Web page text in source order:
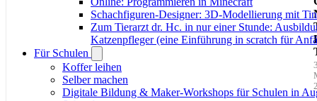
Schachfiguren-Designer: 3D-Modellierung mit
Zum Tierarzt dr. Hc. in nur einer Stunde:
Katzenpfleger (eine Einführung in scratch für
Für Schulen
Koffer leihen
Selber machen
Digitale Bildung & Maker-Workshops für Schulen in